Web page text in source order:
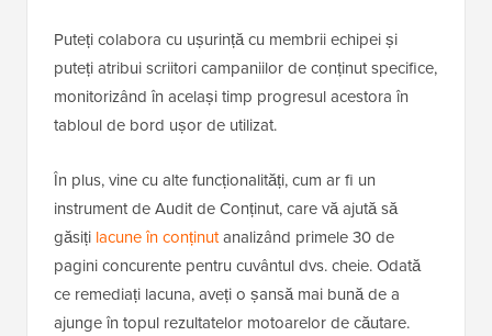
Puteți colabora cu ușurință cu membrii echipei și
puteți atribui scriitori campaniilor de conținut specifice,
monitorizând în același timp progresul acestora în
tabloul de bord ușor de utilizat.
În plus, vine cu alte funcționalități, cum ar fi un
instrument de Audit de Conținut, care vă ajută să
găsiți lacune în conținutanalizând primele 30 de
pagini concurente pentru cuvântul dvs. cheie. Odată
ce remediați lacuna, aveți o șansă mai bună de a
ajunge în topul rezultatelor motoarelor de căutare.